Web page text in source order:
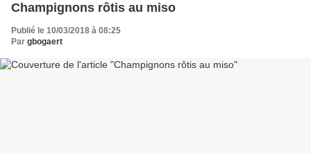
Champignons rôtis au miso
Publié le 10/03/2018 à 08:25
Par gbogaert